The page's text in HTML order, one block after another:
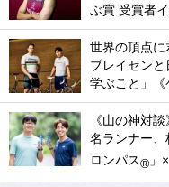
ぶ賞 受賞者
世界の頂点に
ブレイセン
学ぶこと」《
《山の神対
名ランナー、
ロンパス® 」